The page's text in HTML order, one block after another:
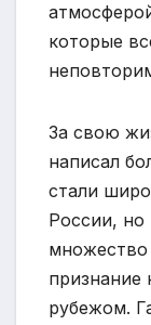
которые
За свою
написал
стали
России, но
множество
признание
рубежом.